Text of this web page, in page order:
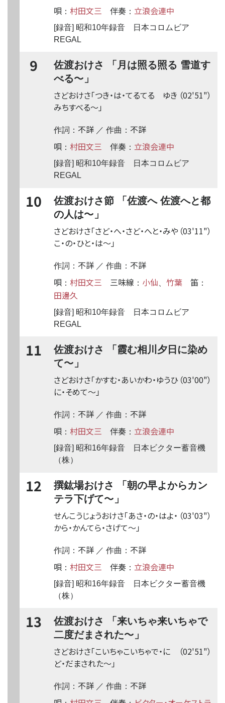
唄 ： 村田文三 伴奏 ： 立浪会連中
[録音] 昭和10年録音 日本コロムビア
REGAL
9
佐渡おけさ 「月は照る照る 雪道す
べる〜 」
（02'51"）
さどおけさ「つき・は・てるてる ゆき
みちすべる〜 」
作詞： 不詳 ／ 作曲： 不詳
唄 ： 村田文三 伴奏 ： 立浪会連中
[録音] 昭和10年録音 日本コロムビア
REGAL
10
佐渡おけさ節 「佐渡へ 佐渡へと都
の人は〜 」
（03'11"）
さどおけさ「さど・へ・さど・へと・みや
こ・の・ひと・は〜 」
作詞： 不詳 ／ 作曲： 不詳
唄 ： 村田文三 三味線 ： 小仙 竹葉 笛 ：
田邊久
[録音] 昭和10年録音 日本コロムビア
REGAL
11
佐渡おけさ 「霞む相川夕日に染め
て〜 」
（03'00"）
さどおけさ「かすむ・あいかわ・ゆうひ
に・そめて〜 」
作詞： 不詳 ／ 作曲： 不詳
唄 ： 村田文三 伴奏 ： 立浪会連中
[録音] 昭和16年録音 日本ビクター蓄音機
（株）
12
撰鈜場おけさ 「朝の早よからカン
テラ下げて〜 」
（03'03"）
せんこうじょうおけさ「あさ・の・はよ・
から・かんてら・さげて〜 」
作詞： 不詳 ／ 作曲： 不詳
唄 ： 村田文三 伴奏 ： 立浪会連中
[録音] 昭和16年録音 日本ビクター蓄音機
（株）
13
佐渡おけさ 「来いちゃ来いちゃで
二度だまされた〜 」
（02'51"）
さどおけさ「こいちゃこいちゃで・に
ど・だまされた〜 」
作詞： 不詳 ／ 作曲： 不詳